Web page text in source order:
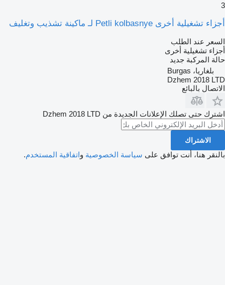
3
أجزاء تشغيلية أخرى Petli kolbasnye لـ ماكينة تشذيب وتغليف
السعر عند الطلب
أجزاء تشغيلية أخرى
حالة المركبة جديد
بلغاريا، Burgas
Dzhem 2018 LTD
الاتصال بالبائع
اشترك حتى تصلك الإعلانات الجديدة من Dzhem 2018 LTD
الاشتراك
بالنقر هنا، أنت توافق على سياسة الخصوصية واتفاقية المستخدم.